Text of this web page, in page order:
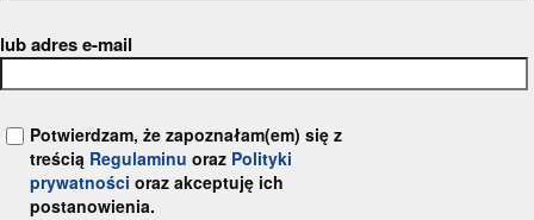
lub adres e-mail
Potwierdzam, że zapoznałam(em) się z
treścią Regulaminu oraz Polityki
prywatności oraz akceptuję ich
postanowienia.